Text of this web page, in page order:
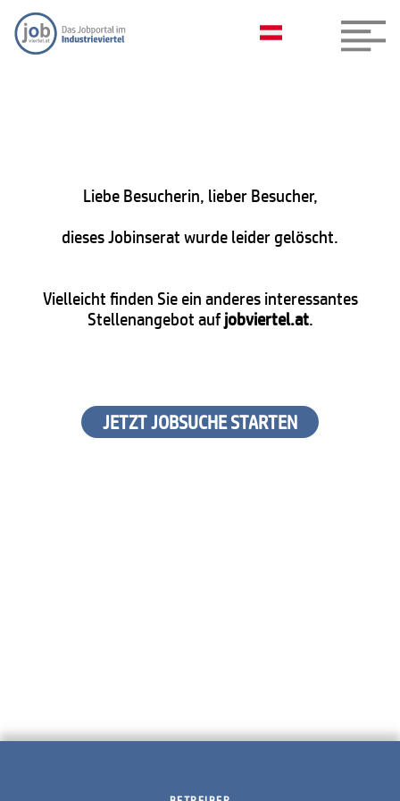
Liebe Besucherin, lieber Besucher,
dieses Jobinserat wurde leider gelöscht.
Vielleicht finden Sie ein anderes interessantes
Stellenangebot aufjobviertel.at.
JETZT JOBSUCHE STARTEN